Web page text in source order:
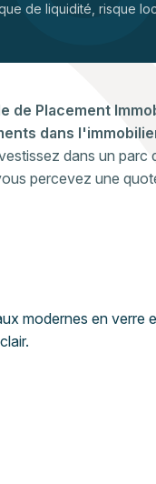
de liquidité, risque
de Placement
dans
dans un parc
percevez une